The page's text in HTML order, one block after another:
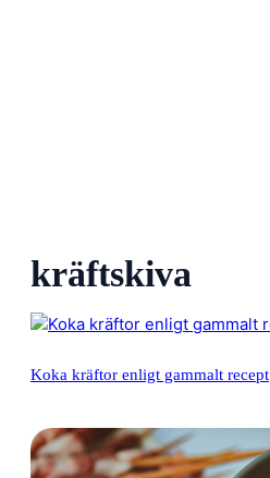
kräftskiva
Koka kräftor enligt gammalt recept